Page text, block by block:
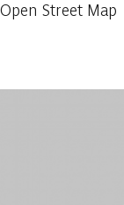
Open Street Map